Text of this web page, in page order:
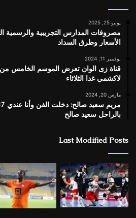
يونيو 25, 2025
الأسعار وطرق السداد
نوفمبر 11, 2024
قناة زى الوان تعرض الموسم الخامس
لاكشمي غدا الثلاثاء
مارس 20, 2024
بالراحل سعيد صالح
Last Modified Posts